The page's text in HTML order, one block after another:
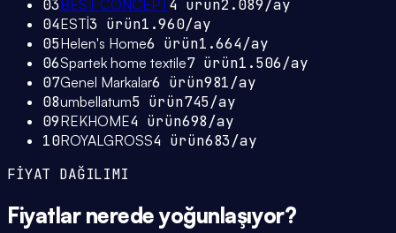
03BEST CONCEPT4 ürün2.089/ay
04ESTİ3 ürün1.960/ay
05Helen's Home6 ürün1.664/ay
06Spartek home textile7ürün1.506/ay
07Genel Markalar6 ürün981/ay
08umbellatum5 ürün745/ay
09REKHOME4 ürün698/ay
10ROYALGROSS4 ürün683/ay
FİYAT DAĞILIMI
Fiyatlar nerede yoğunlaşıyor?